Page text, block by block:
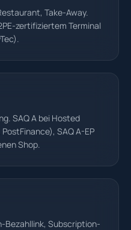
Take-Away.
zertifiziertem Terminal
SAQ A bei Hosted
SAQ A-EP
Shop.
Bezahllink, Subscription-